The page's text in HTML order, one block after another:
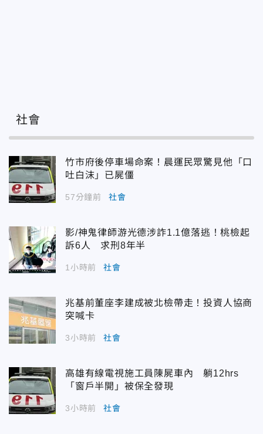
社會
竹市府後停車場命案！晨運民眾驚見他「口
吐白沫」已屍僵
57分鐘前 社會
影/神鬼律師游光德涉詐1.1億落逃！桃檢起
訴6人 求刑8年半
1小時前 社會
兆基前董座李建成被北檢帶走！投資人協商
突喊卡
3小時前 社會
高雄有線電視施工員陳屍車內 躺12hrs
「窗戶半開」被保全發現
3小時前 社會